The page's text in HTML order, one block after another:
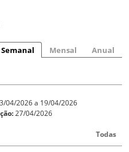
Semanal Mensal Anual
04/2026 a 19/04/2026
27/04/2026
Todas